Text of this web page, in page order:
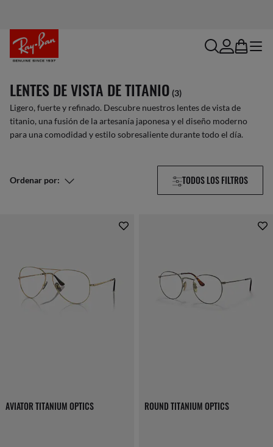
searchaccount
bag menu
LENTES DE VISTA DE TITANIO (3)
Ligero, fuerte y refinado. Descubre nuestros lentes de vista de
titanio, una fusión de la artesanía japonesa y el diseño moderno
para una comodidad y estilo sobresaliente durante todo el día.
TODOS LOS FILTROS
Ordenar por:
AVIATOR TITANIUM OPTICS ROUND TITANIUM OPTICS